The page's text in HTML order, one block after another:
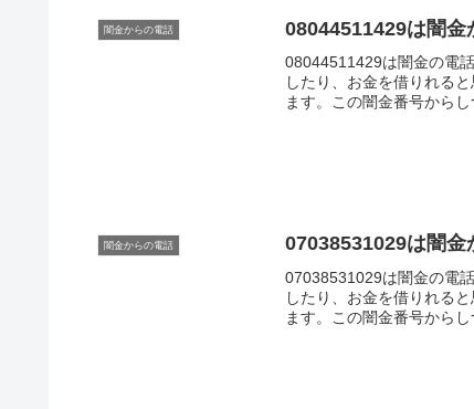
闇金からの電話 08044511429は闇
08044511429は闇金の電
したり、お金を借りれる
ます。この闇金番号から
闇金からの電話 07038531029は闇
07038531029は闇金の電
したり、お金を借りれる
ます。この闇金番号から